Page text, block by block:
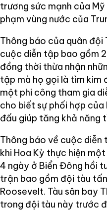
trương sức mạnh của
phạm vùng nước của
Thông báo của quân đội
cuộc diễn tập bao gồm
đồng thời thừa nhận
tập mà họ gọi là tìm kim
một phi công tham gia
cho biết sự phối hợp của
đấu giúp tăng khả năng
Thông báo về cuộc diễn
khi Hoa Kỳ thực hiện
4 ngày ở Biển Đông hồi
trận bao gồm đội tàu
Roosevelt. Tàu sân bay
trong đội tàu này trước